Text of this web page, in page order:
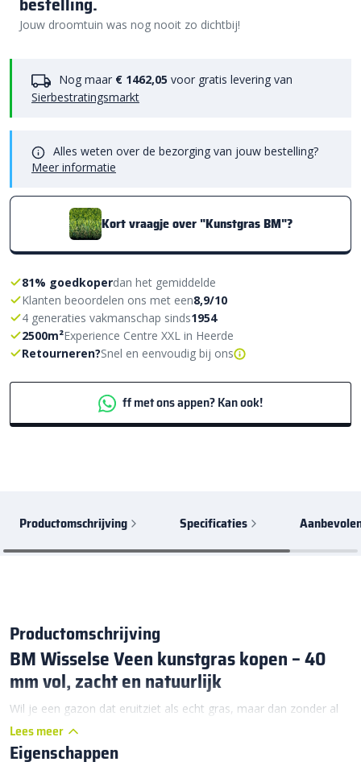
Jouw droomtuin was nog nooit zo dichtbij!
Nog maar € 1462,05 voor gratis levering van
Sierbestratingsmarkt
Alles weten over de bezorging van jouw bestelling?
Meer informatie
Kort vraagje over "Kunstgras BM"?
81% goedkoperdan het gemiddelde
Klanten beoordelen ons met een8,9/10
4 generaties vakmanschap sinds1954
2500m²Experience Centre XXL in Heerde
Retourneren?Snel en eenvoudig bij ons
ff met ons appen? Kan ook!
Productomschrijving Specificaties
Productomschrijving
BM Wisselse Veen kunstgras kopen – 40
mm vol, zacht en natuurlijk
Wil je een gazon dat eruitziet als echt gras, maar dan zonder al
het onderhoud? Dan is BM Wisselse Veen kunstgras precies wat
je zoekt. Deze luxe kunstgrasmat heeft een royale poolhoogte
Lees meer
Eigenschappen